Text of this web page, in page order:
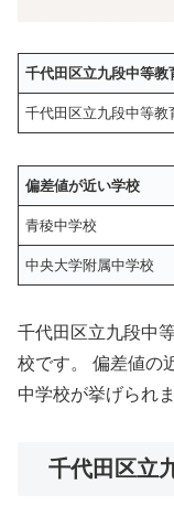
千代田区立九段中等教
千代田区立九段中等教
偏差値が近い学校
青稜中学校
中央大学附属中学校
千代田区立九段中
校です。 偏差値の
中学校が挙げられま
千代田区立